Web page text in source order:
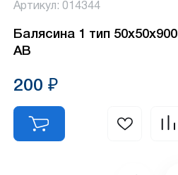
Артикул: 014344
Балясина 1 тип 50х50х900
АВ
200 ₽